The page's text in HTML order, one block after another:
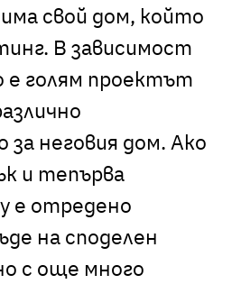
свой дом, който
В зависимост
е голям проектът
неговия дом. Ако
и тепърва
е отредено
на споделен
с още много